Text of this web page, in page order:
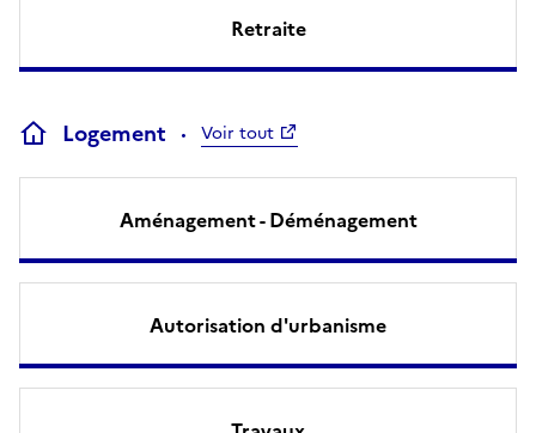
Retraite
Logement Voir tout
Aménagement - Déménagement
Autorisation d'urbanisme